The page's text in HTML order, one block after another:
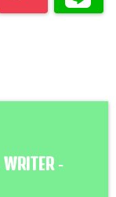
WRITER-